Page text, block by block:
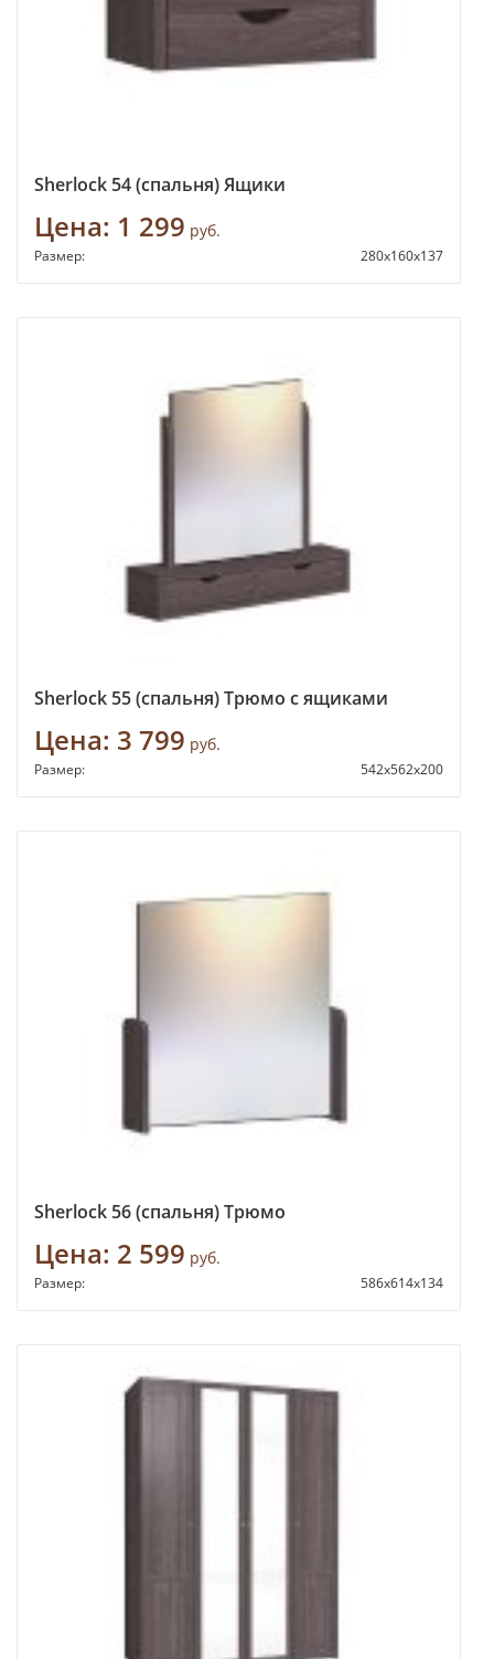
Sherlock 54 (спальня) Ящики
Цена: 1 299 руб.
Размер: 280х160х137
Sherlock 55 (спальня) Трюмо с ящиками
Цена: 3 799 руб.
Размер: 542х562х200
Sherlock 56 (спальня) Трюмо
Цена: 2 599 руб.
Размер: 586х614х134